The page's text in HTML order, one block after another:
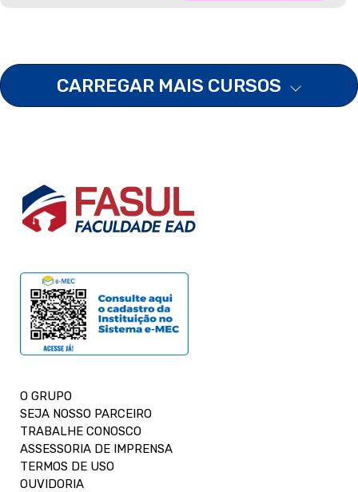
CARREGAR MAIS CURSOS
O GRUPO
SEJA NOSSO PARCEIRO
TRABALHE CONOSCO
ASSESSORIA DE IMPRENSA
TERMOS DE USO
OUVIDORIA